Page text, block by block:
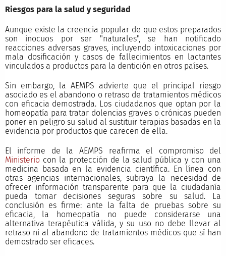
Riesgos para la salud y seguridad
Aunque existe la creencia popular de que estos preparados
son inocuos por ser "naturales", se han notificado
reacciones adversas graves, incluyendo intoxicaciones por
mala dosificación y casos de fallecimientos en lactantes
vinculados a productos para la dentición en otros países.
Sin embargo, la AEMPS advierte que el principal riesgo
asociado es el abandono o retraso de tratamientos médicos
con eficacia demostrada. Los ciudadanos que optan por la
homeopatía para tratar dolencias graves o crónicas pueden
poner en peligro su salud al sustituir terapias basadas en la
evidencia por productos que carecen de ella.
El informe de la AEMPS reafirma el compromiso del
Ministerio con la protección de la salud pública y con una
medicina basada en la evidencia científica. En línea con
otras agencias internacionales, subraya la necesidad de
ofrecer información transparente para que la ciudadanía
pueda tomar decisiones seguras sobre su salud. La
conclusión es firme: ante la falta de pruebas sobre su
eficacia, la homeopatía no puede considerarse una
alternativa terapéutica válida, y su uso no debe llevar al
retraso ni al abandono de tratamientos médicos que sí han
demostrado ser eficaces.